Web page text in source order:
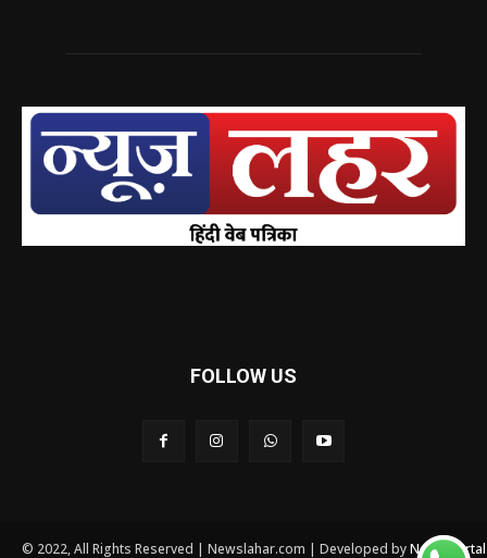
FOLLOW US
© 2022, All Rights Reserved | Newslahar.com | Developed byNews